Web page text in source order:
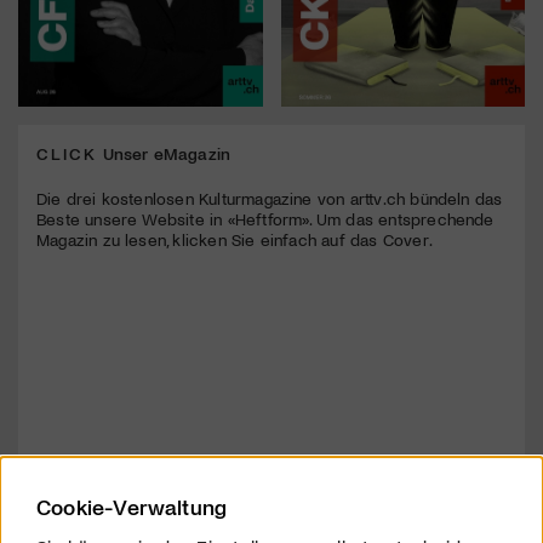
CLICK Unser eMagazin
Die drei kostenlosen Kulturmagazine von arttv.ch bündeln das
Beste unsere Website in «Heftform». Um das entsprechende
Magazin zu lesen, klicken Sie einfach auf das Cover.
Cookie-Verwaltung